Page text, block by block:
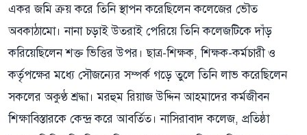
একর জমি ক্রয় করে তিনি স্থাপন করেছিলেন কলেজের ভৌত
অবকাঠামো। নানা চড়াই উতরাই পেরিয়ে তিনি কলেজটিকে দাঁড়
করিয়েছিলেন শক্ত ভিত্তির উপর। ছাত্র-শিক্ষক, শিক্ষক-কর্মচারী ও
কর্তৃপক্ষের মধ্যে সৌজন্যের সম্পর্ক গড়ে তুলে তিনি লাভ করেছিলেন
সকলের অকুণ্ঠ শ্রদ্ধা। মরহুম রিয়াজ উদ্দিন আহমাদের কর্মজীবন
শিক্ষাবিস্তারকে কেন্দ্র করে আবর্তিত। নাসিরাবাদ কলেজ, প্রতিষ্ঠা